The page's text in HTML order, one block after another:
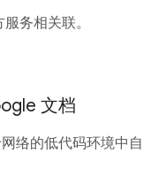
务相关联。
文档
络的低代码环境中自